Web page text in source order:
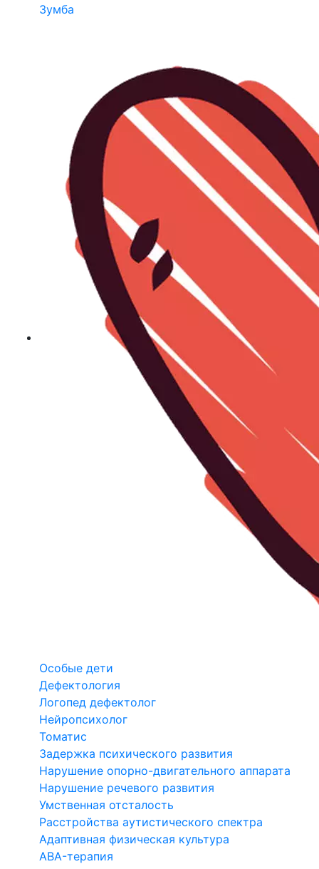
Зумба
Особые дети
Дефектология
Логопед дефектолог
Нейропсихолог
Томатис
Задержка психического развития
Нарушение опорно-двигательного аппарата
Нарушение речевого развития
Умственная отсталость
Расстройства аутистического спектра
Адаптивная физическая культура
ABA-терапия